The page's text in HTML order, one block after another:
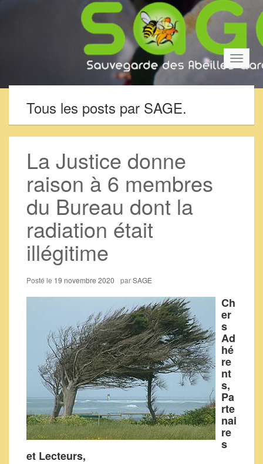
la
Tous les posts par SAGE.
La Justice donne
raison à 6 membres
du Bureau dont la
radiation était
illégitime
Posté le 19 novembre 2020 parSAGE
Ch
er
s
Ad
hé
re
nt
s,
Pa
rte
nai
re
s
et Lecteurs,